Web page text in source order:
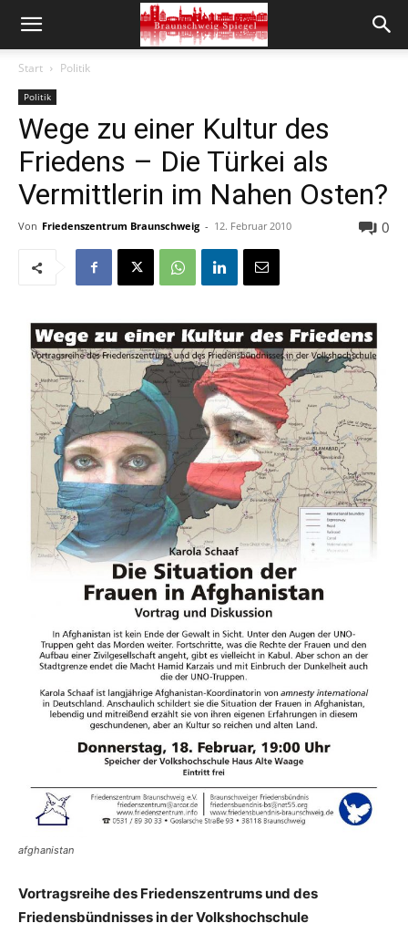
Start Politik
Politik
Wege zu einer Kultur des
Friedens – Die Türkei als
Vermittlerin im Nahen Osten?
Von Friedenszentrum Braunschweig - 12. Februar 2010 0
afghanistan
Vortragsreihe des Friedenszentrums und des
Friedensbündnisses in der Volkshochschule